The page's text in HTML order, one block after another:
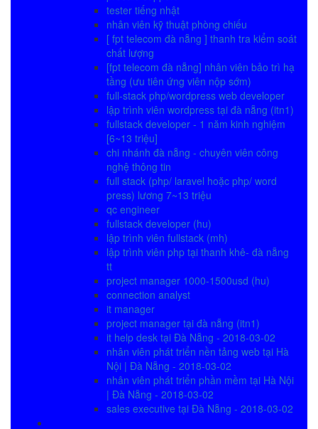
tester tiếng nhật
nhân viên kỹ thuật phòng chiếu
[ fpt telecom đà nẵng ] thanh tra kiểm soát
chất lượng
[fpt telecom đà nẵng] nhân viên bảo trì hạ
tầng (ưu tiên ứng viên nộp sớm)
full-stack php/wordpress web developer
lập trình viên wordpress tại đà nẵng (itn1)
fullstack developer - 1 năm kinh nghiệm
[6~13 triệu]
chi nhánh đà nẵng - chuyên viên công
nghệ thông tin
full stack (php/ laravel hoặc php/ word
press) lương 7~13 triệu
qc engineer
fullstack developer (hu)
lập trình viên fullstack (mh)
lập trình viên php tại thanh khê- đà nẵng
tt
project manager 1000-1500usd (hu)
connection analyst
it manager
project manager tại đà nẵng (itn1)
it help desk tại Đà Nẵng - 2018-03-02
nhân viên phát triển nền tảng web tại Hà
Nội | Đà Nẵng - 2018-03-02
nhân viên phát triển phần mềm tại Hà Nội
| Đà Nẵng - 2018-03-02
sales executive tại Đà Nẵng - 2018-03-02